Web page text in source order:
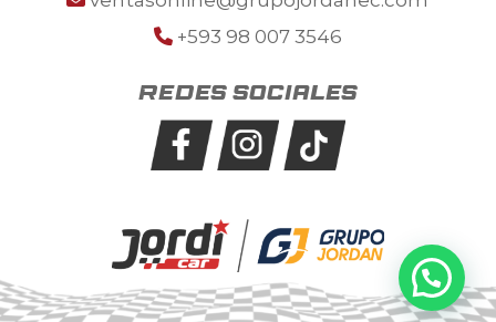
+593 98 007 3546
Redes sociales